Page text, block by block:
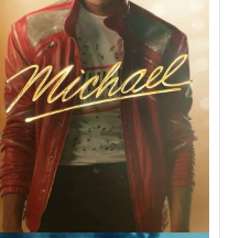
Michael Torrent (2026) WEB-
DL 1080p/4K Dual Áudio